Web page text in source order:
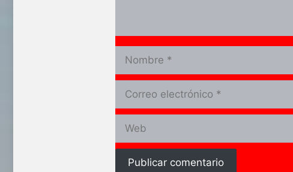
Nombre
Correo
Web